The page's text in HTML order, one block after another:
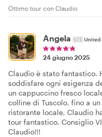
Ottimo tour con Claudio
Angela 🇺🇸United
24 giugno 2025
Claudio è stato fantastico.
soddisfare ogni esigenza
un cappuccino fresco
colline di Tuscolo, fino a
ristorante locale, Claudio
tour fantastico. Consiglio
Claudio!!!